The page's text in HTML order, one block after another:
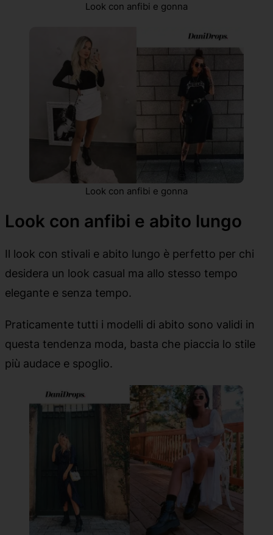
Look con anfibi e gonna
Look con anfibi e gonna
Look con anfibi e abito lungo
Il look con stivali e abito lungo è perfetto per chi
desidera un look casual ma allo stesso tempo
elegante e senza tempo.
Praticamente tutti i modelli di abito sono validi in
questa tendenza moda, basta che piaccia lo stile
più audace e spoglio.